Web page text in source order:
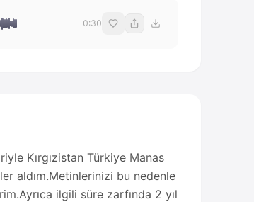
0:30
Kırgızistan Türkiye Manas
aldım.Metinlerinizi bu nedenle
ilgili süre zarfında 2 yıl